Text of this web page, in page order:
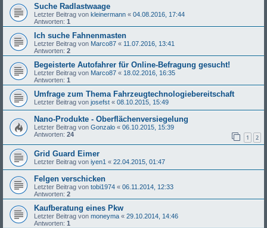
Suche Radlastwaage
Letzter Beitrag von kleinermann « 04.08.2016, 17:44
Antworten: 1
Ich suche Fahnenmasten
Letzter Beitrag von Marco87 « 11.07.2016, 13:41
Antworten: 2
Begeisterte Autofahrer für Online-Befragung gesucht!
Letzter Beitrag von Marco87 « 18.02.2016, 16:35
Antworten: 1
Umfrage zum Thema Fahrzeugtechnologiebereitschaft
Letzter Beitrag von josefst « 08.10.2015, 15:49
Nano-Produkte - Oberflächenversiegelung
Letzter Beitrag von Gonzalo « 06.10.2015, 15:39
Antworten: 24 1 2
Grid Guard Eimer
Letzter Beitrag von iyen1 « 22.04.2015, 01:47
Felgen verschicken
Letzter Beitrag von tobi1974 « 06.11.2014, 12:33
Antworten: 2
Kaufberatung eines Pkw
Letzter Beitrag von moneyma « 29.10.2014, 14:46
Antworten: 1